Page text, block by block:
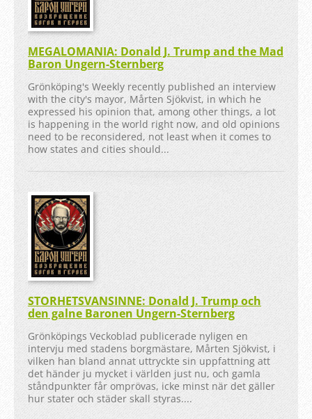
MEGALOMANIA: Donald J. Trump and the Mad
Baron Ungern-Sternberg
Grönköping's Weekly recently published an interview
with the city's mayor, Mårten Sjökvist, in which he
expressed his opinion that, among other things, a lot
is happening in the world right now, and old opinions
need to be reconsidered, not least when it comes to
how states and cities should...
STORHETSVANSINNE: Donald J. Trump och
den galne Baronen Ungern-Sternberg
Grönköpings Veckoblad publicerade nyligen en
intervju med stadens borgmästare, Mårten Sjökvist, i
vilken han bland annat uttryckte sin uppfattning att
det händer ju mycket i världen just nu, och gamla
ståndpunkter får omprövas, icke minst när det gäller
hur stater och städer skall styras....